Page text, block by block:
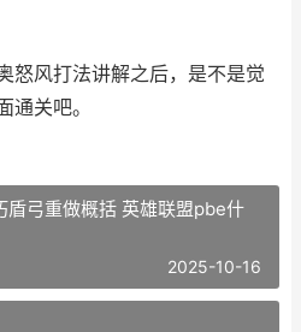
怒风打法讲解之后，是不是觉
通关吧。
盾弓重做概括 英雄联盟pbe什
2025-10-16